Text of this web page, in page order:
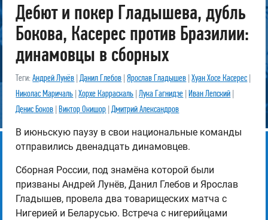
Дебют и покер Гладышева, дубль
Бокова, Касерес против Бразилии:
динамовцы в сборных
Теги:Андрей Лунёв |Данил Глебов |Ярослав Гладышев |Хуан Хосе Касерес
Николас Маричаль |Хорхе Карраскаль |Лука Гагнидзе |Иван Лепский
Денис Боков |Виктор Окишор |Дмитрий Александров
В июньскую паузу в свои национальные команды
отправились двенадцать динамовцев.
Сборная России, под знамёна которой были
призваны Андрей Лунёв, Данил Глебов и Ярослав
Гладышев, провела два товарищеских матча с
Нигерией и Беларусью. Встреча с нигерийцами